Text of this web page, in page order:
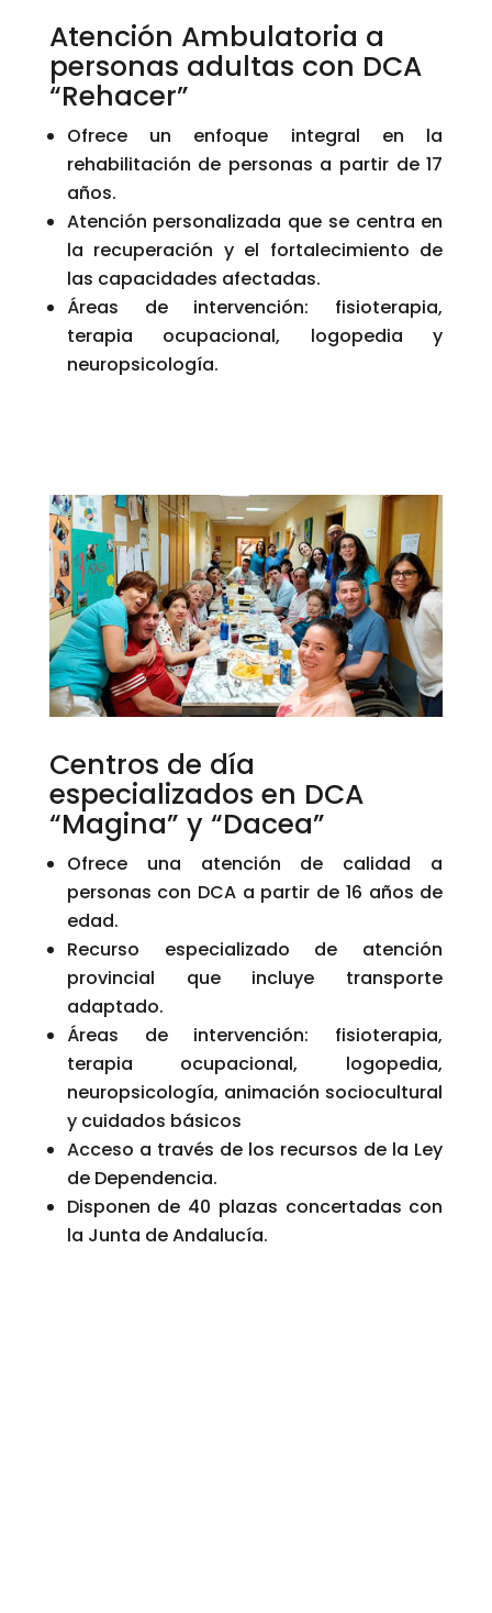
Atención Ambulatoria a
personas adultas con DCA
“Rehacer”
Ofrece un enfoque integral en la
rehabilitación de personas a partir de 17
años.
Atención personalizada que se centra en
la recuperación y el fortalecimiento de
las capacidades afectadas.
Áreas de intervención: fisioterapia,
terapia ocupacional, logopedia y
neuropsicología.
Centros de día
especializados en DCA
“Magina” y “Dacea”
Ofrece una atención de calidad a
personas con DCA a partir de 16 años de
edad.
Recurso especializado de atención
provincial que incluye transporte
adaptado.
Áreas de intervención: fisioterapia,
terapia ocupacional, logopedia,
neuropsicología, animación sociocultural
y cuidados básicos
Acceso a través de los recursos de la Ley
de Dependencia.
Disponen de 40 plazas concertadas con
la Junta de Andalucía.